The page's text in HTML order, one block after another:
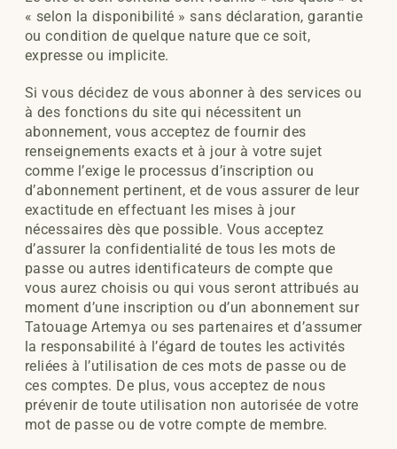
« selon la disponibilité » sans déclaration, garantie
ou condition de quelque nature que ce soit,
expresse ou implicite.
Si vous décidez de vous abonner à des services ou
à des fonctions du site qui nécessitent un
abonnement, vous acceptez de fournir des
renseignements exacts et à jour à votre sujet
comme l’exige le processus d’inscription ou
d’abonnement pertinent, et de vous assurer de leur
exactitude en effectuant les mises à jour
nécessaires dès que possible. Vous acceptez
d’assurer la confidentialité de tous les mots de
passe ou autres identificateurs de compte que
vous aurez choisis ou qui vous seront attribués au
moment d’une inscription ou d’un abonnement sur
Tatouage Artemya ou ses partenaires et d’assumer
la responsabilité à l’égard de toutes les activités
reliées à l’utilisation de ces mots de passe ou de
ces comptes. De plus, vous acceptez de nous
prévenir de toute utilisation non autorisée de votre
mot de passe ou de votre compte de membre.